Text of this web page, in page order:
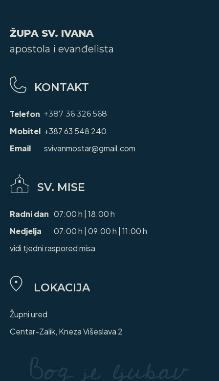
ŽUPA SV. IVANA
apostola i evanđelista
KONTAKT
Telefon +387 36 326 568
Mobitel +387 63 548 240
Email
svivanmostar@gmail.com
SV. MISE
Radni dan 07:00 h | 18:00 h
Nedjelja
07:00 h | 09:00 h | 11:00 h
vidi tjedni raspored misa
LOKACIJA
Župni ured
Centar-Zalik, Kneza Višeslava 2